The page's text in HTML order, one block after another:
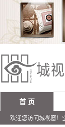
首 页
欢迎您访问城视窗！